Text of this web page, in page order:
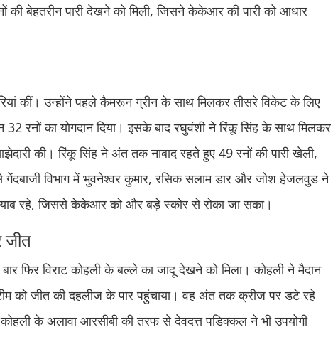
बेहतरीन पारी देखने को मिली, जिसने केकेआर की पारी को आधार
कीं। उन्होंने पहले कैमरून ग्रीन के साथ मिलकर तीसरे विकेट के लिए
32 रनों का योगदान दिया। इसके बाद रघुवंशी ने रिंकू सिंह के साथ मिलकर
की। रिंकू सिंह ने अंत तक नाबाद रहते हुए 49 रनों की पारी खेली,
विभाग में भुवनेश्वर कुमार, रसिक सलाम डार और जोश हेजलवुड ने
रहे, जिससे केकेआर को और बड़े स्कोर से रोका जा सका।
जीत
फिर विराट कोहली के बल्ले का जादू देखने को मिला। कोहली ने मैदान
को जीत की दहलीज के पार पहुंचाया। वह अंत तक क्रीज पर डटे रहे
के अलावा आरसीबी की तरफ से देवदत्त पडिक्कल ने भी उपयोगी